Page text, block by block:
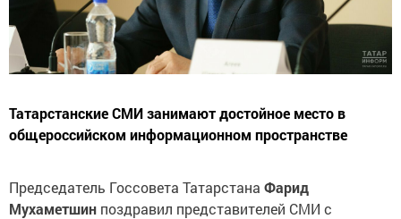
Татарстанские СМИ занимают достойное место в
общероссийском информационном пространстве
Председатель Госсовета Татарстана Фарид
Мухаметшин поздравил представителей СМИ с